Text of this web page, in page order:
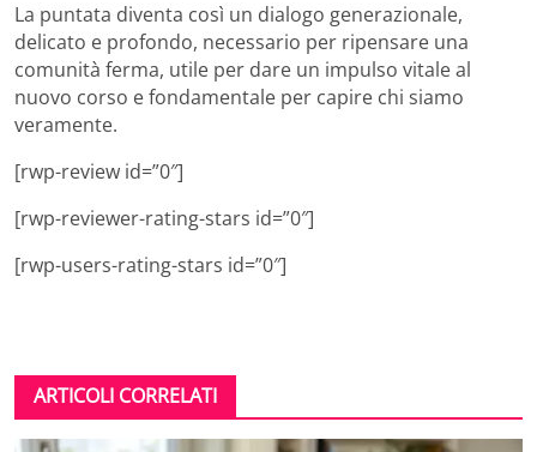
La puntata diventa così un dialogo generazionale,
delicato e profondo, necessario per ripensare una
comunità ferma, utile per dare un impulso vitale al
nuovo corso e fondamentale per capire chi siamo
veramente.
[rwp-review id=”0″]
[rwp-reviewer-rating-stars id=”0″]
[rwp-users-rating-stars id=”0″]
ARTICOLI CORRELATI